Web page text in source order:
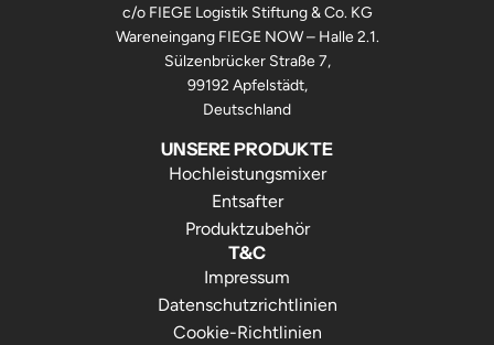
c/o FIEGE Logistik Stiftung & Co. KG
Wareneingang FIEGE NOW – Halle 2.1.
Sülzenbrücker Straße 7,
99192 Apfelstädt,
Deutschland
UNSERE PRODUKTE
Hochleistungsmixer
Entsafter
Produktzubehör
T&C
Impressum
Datenschutzrichtlinien
Cookie-Richtlinien